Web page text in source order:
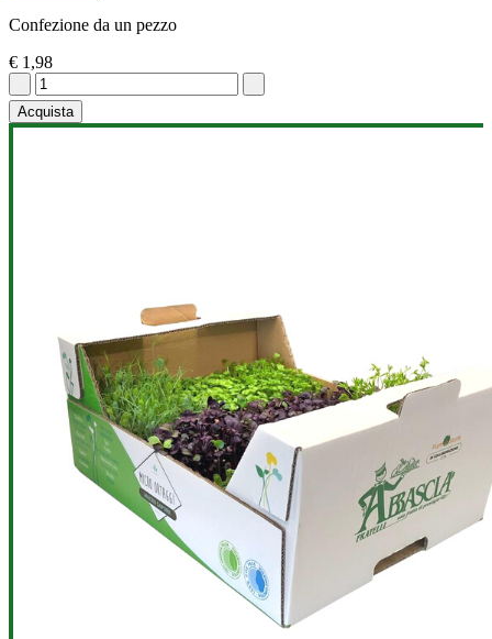
Confezione da un pezzo
€ 1,98
Acquista